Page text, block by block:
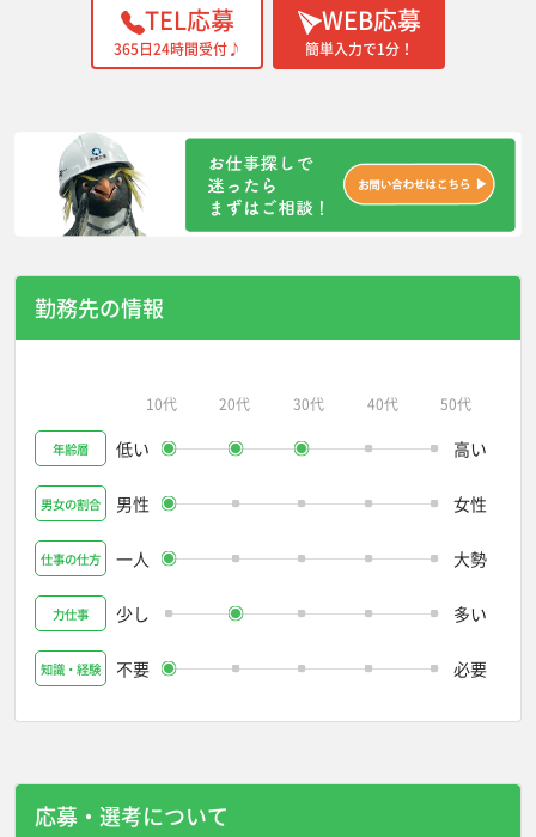
WEB応募
簡単入力で1分！
TEL応募
365日24時間受付♪
勤務先の情報
10代 20代 30代 40代 50代
年齢層 低い 高い
男女の割合 男性 女性
仕事の仕方 一人 大勢
力仕事 少し 多い
知識・経験 不要 必要
応募・選考について